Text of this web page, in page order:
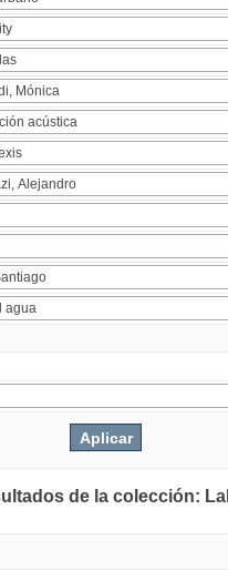
de la colección: